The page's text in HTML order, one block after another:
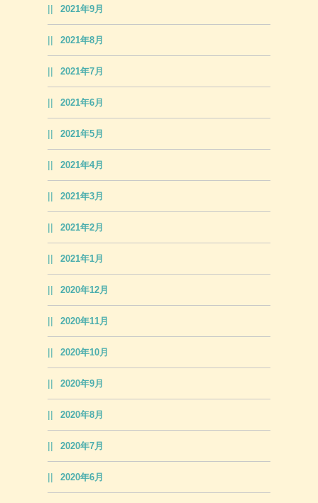
2021年9月
2021年8月
2021年7月
2021年6月
2021年5月
2021年4月
2021年3月
2021年2月
2021年1月
2020年12月
2020年11月
2020年10月
2020年9月
2020年8月
2020年7月
2020年6月